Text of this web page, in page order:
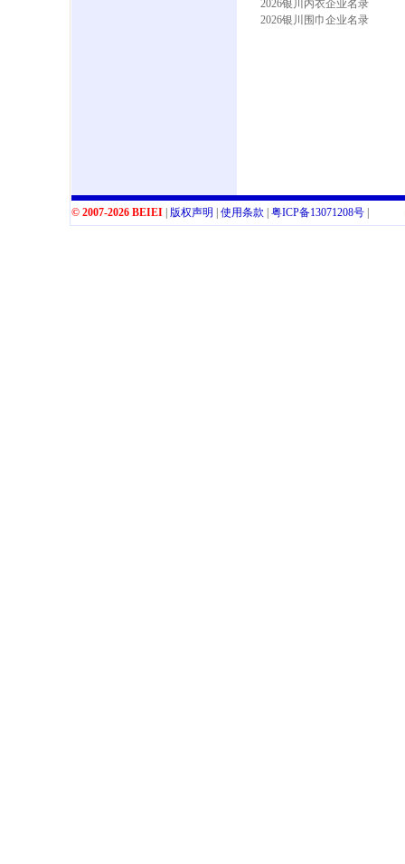
2026银川内衣企业名录
2026银川围巾企业名录
© 2007-2026 BEIEI| 版权声明 使用条款 粤ICP备13071208号|